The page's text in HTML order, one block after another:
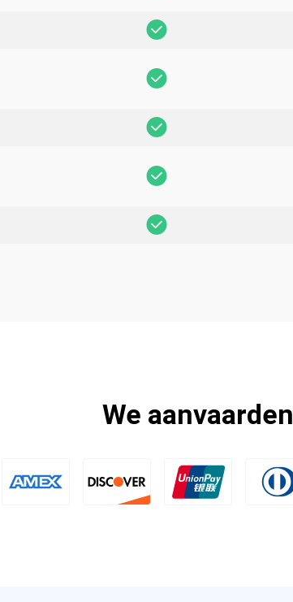
We aanvaarden